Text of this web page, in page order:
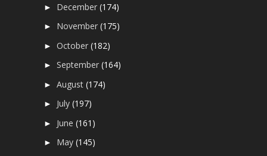
► December(174)
► November(175)
►October(182)
►September(164)
►August(174)
► July(197)
► June(161)
► May(145)